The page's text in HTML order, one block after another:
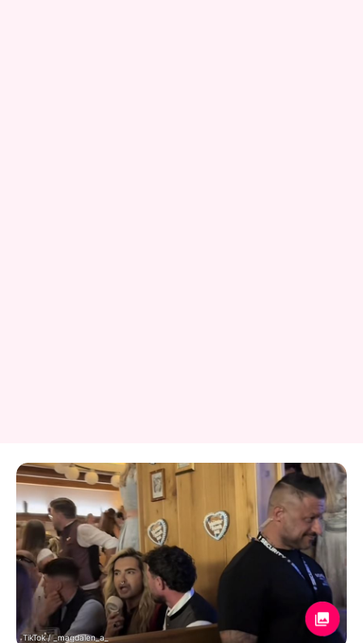
TikTok / _magdalen_a_